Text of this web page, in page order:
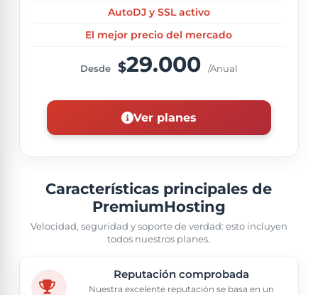
AutoDJ y SSL activo
El mejor precio del mercado
Desde $29.000 /Anual
Ver planes
Características principales de
PremiumHosting
Velocidad, seguridad y soporte de verdad: esto incluyen
todos nuestros planes.
Reputación comprobada
Nuestra excelente reputación se basa en un